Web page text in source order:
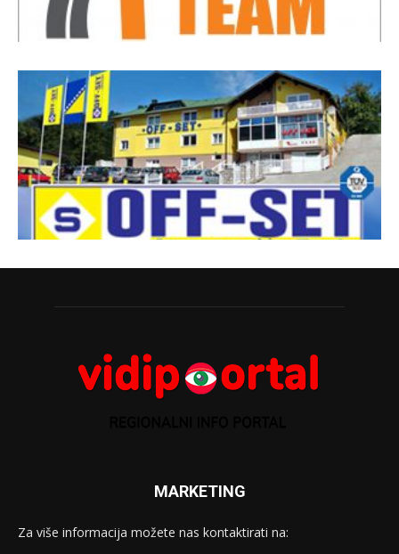
MARKETING
Za više informacija možete nas kontaktirati na: